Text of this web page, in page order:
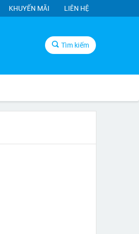
KHUYẾN MÃI LIÊN HỆ
Tìm kiếm